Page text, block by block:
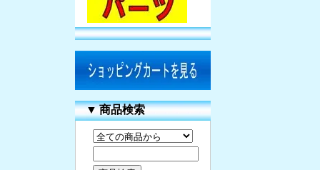
▼商品検索